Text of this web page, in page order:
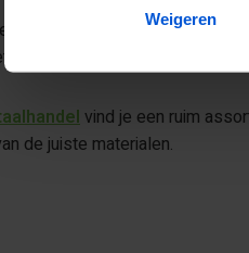
Weigeren
slimme oplossing om je
juiste houtafmetingen en
vind je een ruim
de juiste materialen.